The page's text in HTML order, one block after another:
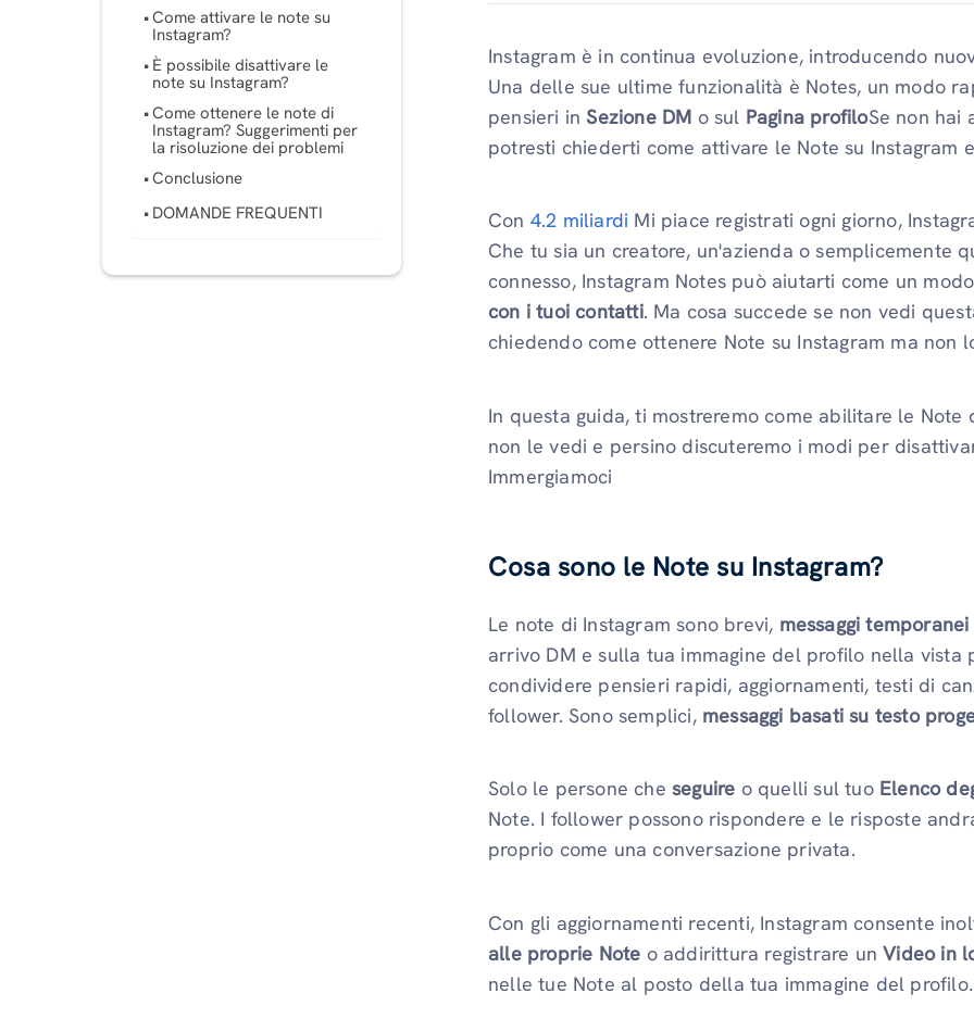
Come attivare le note su
Instagram?
È possibile disattivare le
note su Instagram?
Come ottenere le note di
Instagram? Suggerimenti per
la risoluzione dei problemi
Conclusione
DOMANDE FREQUENTI
Instagram è in continua evoluzione, introducendo
Una delle sue ultime funzionalità è Notes, un modo
pensieri inSezione DM o sul Pagina profiloSe non hai
potresti chiederti come attivare le Note su Instagram
Con 4.2 miliardi Mi piace registrati ogni giorno,
Che tu sia un creatore, un'azienda o semplicemente
connesso, Instagram Notes può aiutarti come un
con i tuoi contatti. Ma cosa succede se non vedi
chiedendo come ottenere Note su Instagram ma non
In questa guida, ti mostreremo come abilitare le
non le vedi e persino discuteremo i modi per
Immergiamoci
Cosa sono le Note su Instagram?
Le note di Instagram sono brevi, messaggi temporanei
arrivo DM e sulla tua immagine del profilo nella
condividere pensieri rapidi, aggiornamenti, testi di
follower. Sono semplici, messaggi basati su testo
Solo le persone cheseguire o quelli sul tuo Elenco
Note. I follower possono rispondere e le risposte
proprio come una conversazione privata.
Con gli aggiornamenti recenti, Instagram consente
alle proprie Note o addirittura registrare unVideo in
nelle tue Note al posto della tua immagine del profilo.